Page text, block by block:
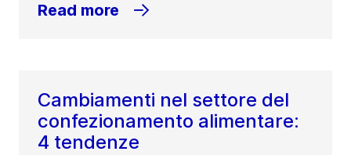
Read more
Cambiamenti nel settore del
confezionamento alimentare:
4 tendenze